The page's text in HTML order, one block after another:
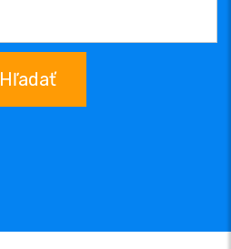
Hľadať